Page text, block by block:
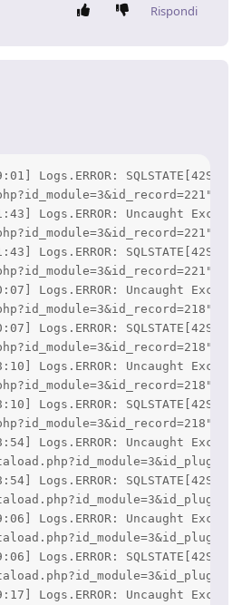
Rispondi
Logs.ERROR:
Logs.ERROR: Uncaught
Logs.ERROR:
Logs.ERROR: Uncaught
Logs.ERROR:
Logs.ERROR: Uncaught
Logs.ERROR:
Logs.ERROR: Uncaught
Logs.ERROR:
Logs.ERROR: Uncaught
Logs.ERROR:
Logs.ERROR: Uncaught